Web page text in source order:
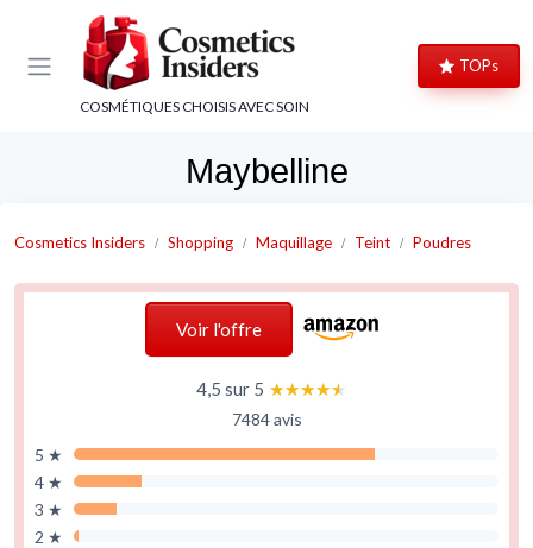
COSMÉTIQUES CHOISIS AVEC SOIN
TOPs
Maybelline
Cosmetics Insiders Shopping Maquillage Teint Poudres
Voir l'offre
4,5 sur 5 ★★★★★
★★★★★
7484 avis
5 ★
4 ★
3 ★
2 ★
Panneau de gestion des cookies